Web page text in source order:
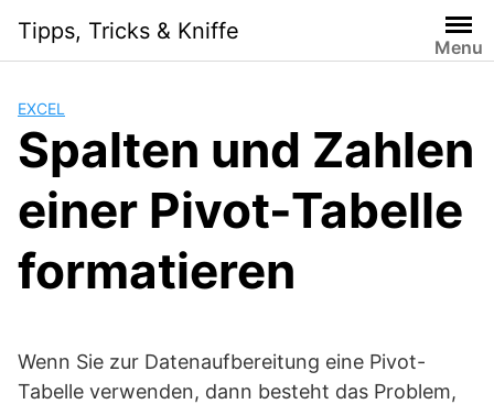
content
Tipps, Tricks & Kniffe
Menu
EXCEL
Spalten und Zahlen
einer Pivot-Tabelle
formatieren
Wenn Sie zur Datenaufbereitung eine Pivot-
Tabelle verwenden, dann besteht das Problem,